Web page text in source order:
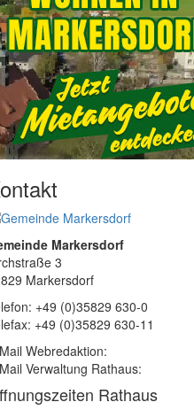
Markersdorf
3
Markersdorf
+49 (0)35829 630-0
+49 (0)35829 630-11
Webredaktion:
Verwaltung Rathaus:
Rathaus